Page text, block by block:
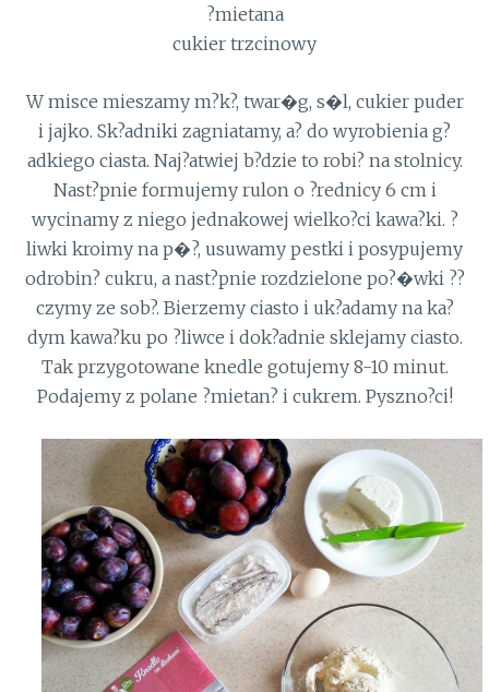
?mietana
cukier trzcinowy
W misce mieszamy m?k?, twar�g, s�l, cukier puder
i jajko. Sk?adniki zagniatamy, a? do wyrobienia g?
adkiego ciasta. Naj?atwiej b?dzie to robi? na stolnicy.
Nast?pnie formujemy rulon o ?rednicy 6 cm i
wycinamy z niego jednakowej wielko?ci kawa?ki. ?
liwki kroimy na p�?, usuwamy pestki i posypujemy
odrobin? cukru, a nast?pnie rozdzielone po?�wki ??
czymy ze sob?. Bierzemy ciasto i uk?adamy na ka?
dym kawa?ku po ?liwce i dok?adnie sklejamy ciasto.
Tak przygotowane knedle gotujemy 8-10 minut.
Podajemy z polane ?mietan? i cukrem. Pyszno?ci!